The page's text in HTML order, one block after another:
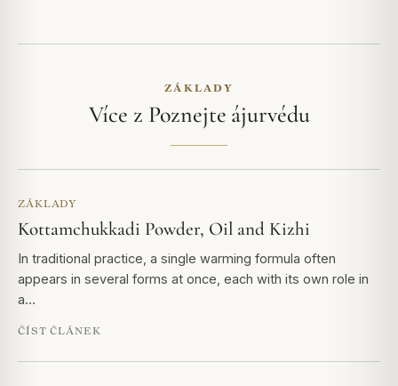
ZÁKLADY
Více z Poznejte ájurvédu
ZÁKLADY
Kottamchukkadi Powder, Oil and Kizhi
In traditional practice, a single warming formula often
appears in several forms at once, each with its own role in
a…
ČÍST ČLÁNEK